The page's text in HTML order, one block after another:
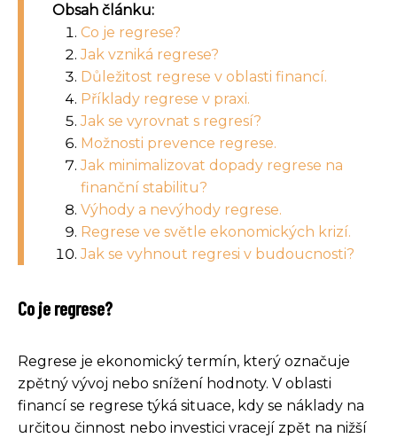
Obsah článku:
Co je regrese?
Jak vzniká regrese?
Důležitost regrese v oblasti financí.
Příklady regrese v praxi.
Jak se vyrovnat s regresí?
Možnosti prevence regrese.
Jak minimalizovat dopady regrese na
finanční stabilitu?
Výhody a nevýhody regrese.
Regrese ve světle ekonomických krizí.
Jak se vyhnout regresi v budoucnosti?
Co je regrese?
Regrese je ekonomický termín, který označuje
zpětný vývoj nebo snížení hodnoty. V oblasti
financí se regrese týká situace, kdy se náklady na
určitou činnost nebo investici vracejí zpět na nižší